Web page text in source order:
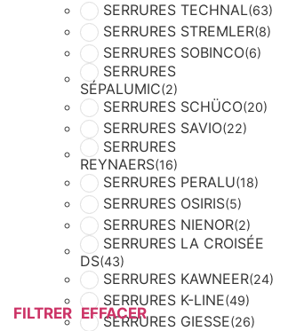
SERRURES TECHNAL(63)
SERRURES STREMLER(8)
SERRURES SOBINCO(6)
SERRURES
SÉPALUMIC(2)
SERRURES SCHÜCO(20)
SERRURES SAVIO(22)
SERRURES
REYNAERS(16)
SERRURES PERALU(18)
SERRURES OSIRIS(5)
SERRURES NIENOR(2)
SERRURES LA CROISÉE
DS(43)
SERRURES KAWNEER(24)
SERRURES K-LINE(49)
SERRURES GIESSE(26)
FILTRER EFFACER